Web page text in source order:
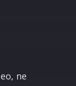
ne